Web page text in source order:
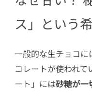
ス」という
一般的な生チョコに
コレートが使われ
ート」には砂糖が一